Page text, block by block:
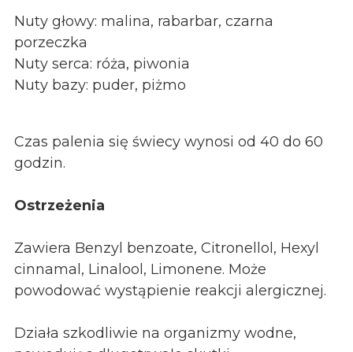
Nuty głowy: malina, rabarbar, czarna
porzeczka
Nuty serca: róża, piwonia
Nuty bazy: puder, piżmo
Czas palenia się świecy wynosi od 40 do 60
godzin.
Ostrzeżenia
Zawiera Benzyl benzoate, Citronellol, Hexyl
cinnamal, Linalool, Limonene. Może
powodować wystąpienie reakcji alergicznej.
Działa szkodliwie na organizmy wodne,